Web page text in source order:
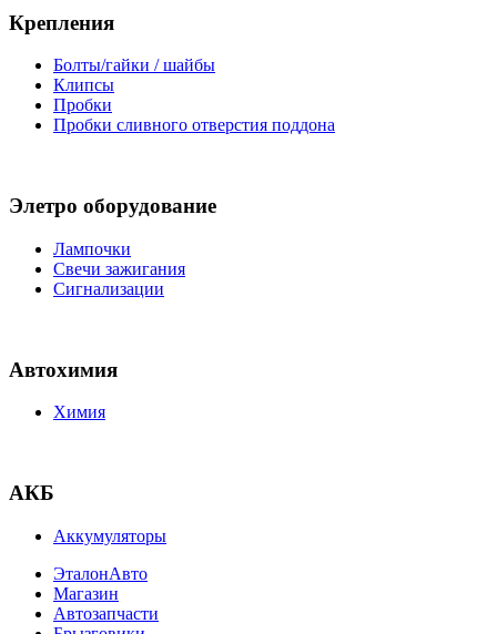
Крепления
Болты/гайки / шайбы
Клипсы
Пробки
Пробки сливного отверстия поддона
Элетро оборудование
Лампочки
Свечи зажигания
Сигнализации
Автохимия
Химия
АКБ
Аккумуляторы
ЭталонАвто
Магазин
Автозапчасти